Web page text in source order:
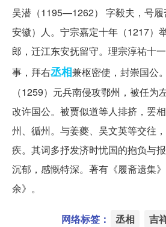
吴潜（1195—1262） 字毅夫，号履
安徽）人。宁宗嘉定十年（1217）
郎，迁江东安抚留守。理宗淳祐十
事，拜右丞相兼枢密使，封崇国公
（1259）元兵南侵攻鄂州，被任为
改许国公。被贾似道等人排挤，罢
州、循州。与姜夔、吴文英等交往
疾。其词多抒发济时忧国的抱负与
沉郁，感慨特深。著有《履斋遗集
余》。
网络标签： 丞相 吉